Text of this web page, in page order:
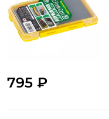
795 ₽
ФИО: *
Номер телефона: *